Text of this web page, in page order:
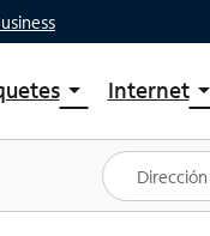
arrow_drop_down
Ver paquetes
Spectrum One
Mejores ofertas
Internetarrow_drop_down
Planes